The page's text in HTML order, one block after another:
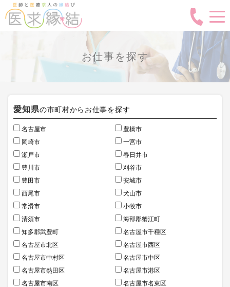
お仕事を探す
愛知県の市町村からお仕事を探す
名古屋市
豊橋市
岡崎市
一宮市
瀬戸市
春日井市
豊川市
刈谷市
豊田市
安城市
西尾市
犬山市
常滑市
小牧市
清須市
海部郡蟹江町
知多郡武豊町
名古屋市千種区
名古屋市北区
名古屋市西区
名古屋市中村区
名古屋市中区
名古屋市熱田区
名古屋市港区
名古屋市南区
名古屋市名東区